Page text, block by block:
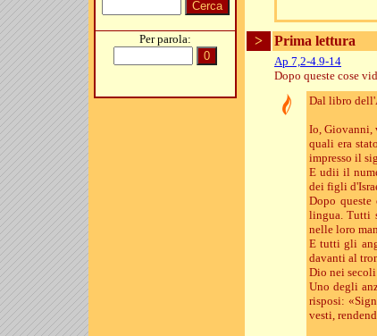
Per parola: > Prima lettura
Ap 7,2-4.9-14
Dopo queste cose
Dal libro
Io, Giovanni,
quali era
impresso il
E udii il
dei figli
Dopo
lingua. Tutti
nelle loro
E tutti gli
davanti al
Dio nei
Uno degli
risposi:
vesti,